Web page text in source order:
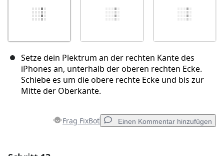
Setze dein Plektrum an der rechten Kante des
iPhones an, unterhalb der oberen rechten Ecke.
Schiebe es um die obere rechte Ecke und bis zur
Mitte der Oberkante.
Frag FixBot Einen Kommentar hinzufügen